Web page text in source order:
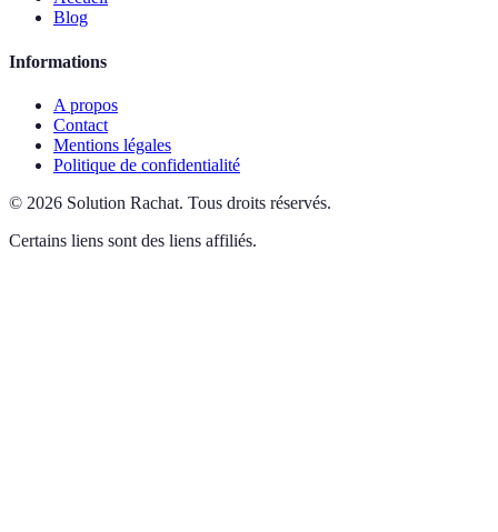
Blog
Informations
A propos
Contact
Mentions légales
Politique de confidentialité
© 2026 Solution Rachat. Tous droits réservés.
Certains liens sont des liens affiliés.